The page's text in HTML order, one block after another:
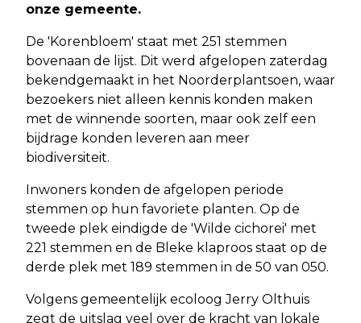
onze gemeente.
De 'Korenbloem' staat met 251 stemmen
bovenaan de lijst. Dit werd afgelopen zaterdag
bekendgemaakt in het Noorderplantsoen, waar
bezoekers niet alleen kennis konden maken
met de winnende soorten, maar ook zelf een
bijdrage konden leveren aan meer
biodiversiteit.
Inwoners konden de afgelopen periode
stemmen op hun favoriete planten. Op de
tweede plek eindigde de 'Wilde cichorei' met
221 stemmen en de Bleke klaproos staat op de
derde plek met 189 stemmen in de 50 van 050.
Volgens gemeentelijk ecoloog Jerry Olthuis
zegt de uitslag veel over de kracht van lokale